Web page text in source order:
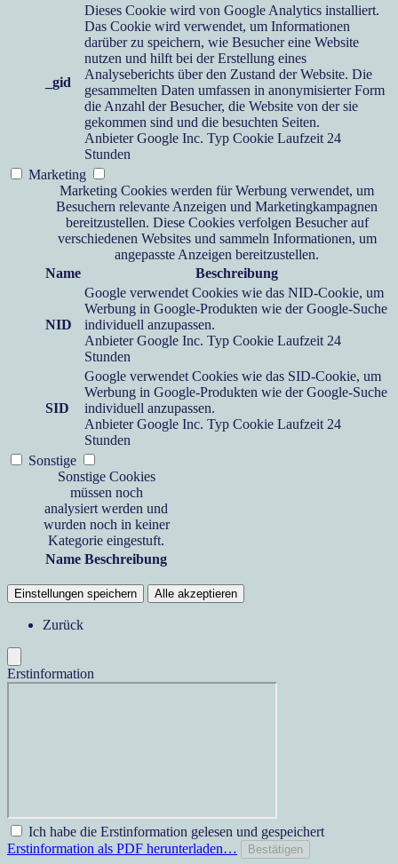
_gid
Dieses Cookie wird von Google Analytics installiert.
Das Cookie wird verwendet, um Informationen
darüber zu speichern, wie Besucher eine Website
nutzen und hilft bei der Erstellung eines
Analyseberichts über den Zustand der Website. Die
gesammelten Daten umfassen in anonymisierter Form
die Anzahl der Besucher, die Website von der sie
gekommen sind und die besuchten Seiten.
Anbieter Google Inc. Typ Cookie Laufzeit 24
Stunden
Marketing
Marketing Cookies werden für Werbung verwendet, um
Besuchern relevante Anzeigen und Marketingkampagnen
bereitzustellen. Diese Cookies verfolgen Besucher auf
verschiedenen Websites und sammeln Informationen, um
angepasste Anzeigen bereitzustellen.
Name
Beschreibung
NID
Google verwendet Cookies wie das NID-Cookie, um
Werbung in Google-Produkten wie der Google-Suche
individuell anzupassen.
Anbieter Google Inc. Typ Cookie Laufzeit 24
Stunden
SID
Google verwendet Cookies wie das SID-Cookie, um
Werbung in Google-Produkten wie der Google-Suche
individuell anzupassen.
Anbieter Google Inc. Typ Cookie Laufzeit 24
Stunden
Sonstige
Sonstige Cookies
müssen noch
analysiert werden und
wurden noch in keiner
Kategorie eingestuft.
Name Beschreibung
Einstellungen speichern Alle akzeptieren
Zurück
Erstinformation
Ich habe die Erstinformation gelesen und gespeichert
Erstinformation als PDF herunterladen…
Bestätigen